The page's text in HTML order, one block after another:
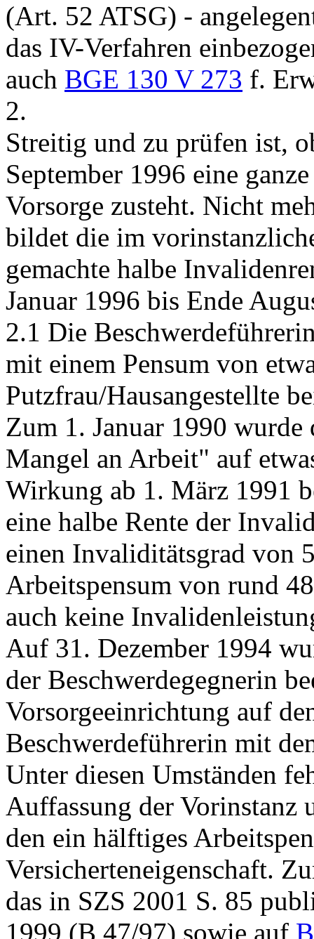
(Art. 52 ATSG) -
das IV-Verfahren
auch BGE 130 V 273 f.
2.
Streitig und zu prüfen ist,
September 1996 eine
Vorsorge zusteht. Nicht
bildet die im
gemachte halbe
Januar 1996 bis Ende
2.1 Die
mit einem Pensum von
Putzfrau/Hausangestellte
Zum 1. Januar 1990
Mangel an Arbeit" auf
Wirkung ab 1. März 1991
eine halbe Rente der
einen Invaliditätsgrad von
Arbeitspensum von rund
auch keine
Auf 31. Dezember 1994
der Beschwerdegegnerin
Vorsorgeeinrichtung auf
Beschwerdeführerin mit
Unter diesen Umständen
Auffassung der Vorinstanz
den ein hälftiges
Versicherteneigenschaft.
das in SZS 2001 S. 85
1999 (B 47/97) sowie auf